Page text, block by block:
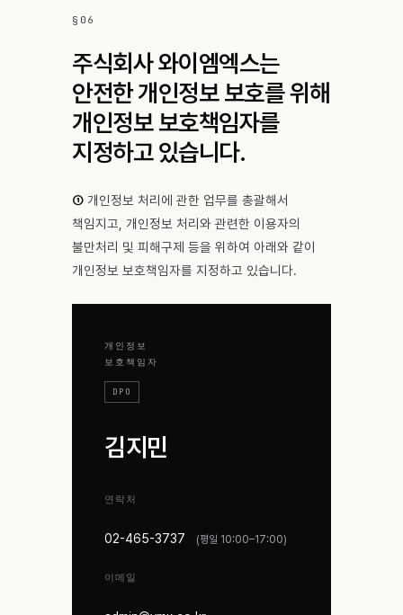
§ 06
주식회사 와이엠엑스는
안전한 개인정보 보호를 위해
개인정보 보호책임자를
지정하고 있습니다.
① 개인정보 처리에 관한 업무를 총괄해서
책임지고, 개인정보 처리와 관련한 이용자의
불만처리 및 피해구제 등을 위하여 아래와 같이
개인정보 보호책임자를 지정하고 있습니다.
개인정보
보호책임자
DPO
김지민
연락처
02-465-3737 (평일 10:00–17:00)
이메일